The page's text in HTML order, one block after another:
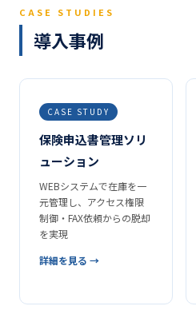
CASE STUDIES
導入事例
CASE STUDY
保険申込書管理ソリ
ューション
WEBシステムで在庫を一
元管理し、アクセス権限
制御・FAX依頼からの脱却
を実現
詳細を見る →